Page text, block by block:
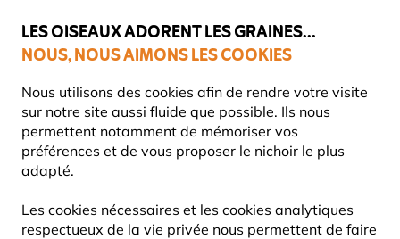
LES OISEAUX ADORENT LES GRAINES...
NOUS, NOUS AIMONS LES COOKIES
Nous utilisons des cookies afin de rendre votre visite
sur notre site aussi fluide que possible. Ils nous
permettent notamment de mémoriser vos
préférences et de vous proposer le nichoir le plus
adapté.
Les cookies nécessaires et les cookies analytiques
respectueux de la vie privée nous permettent de faire
catégories.
Très bien noté dans 11 pays
Livraison express gratuite dès 59 €
Nichoirs Nichoirs en bois
NOUVEAU